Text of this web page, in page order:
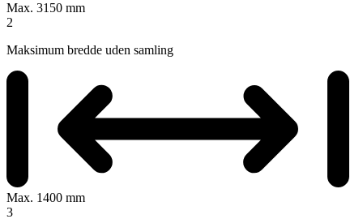
Max. 3150 mm
2
Maksimum bredde uden samling
Max. 1400 mm
3